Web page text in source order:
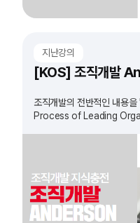
지난강의
[KOS] 조직개발
조직개발의 전반적인 내용을 'Organization Development: The
Process of Leading